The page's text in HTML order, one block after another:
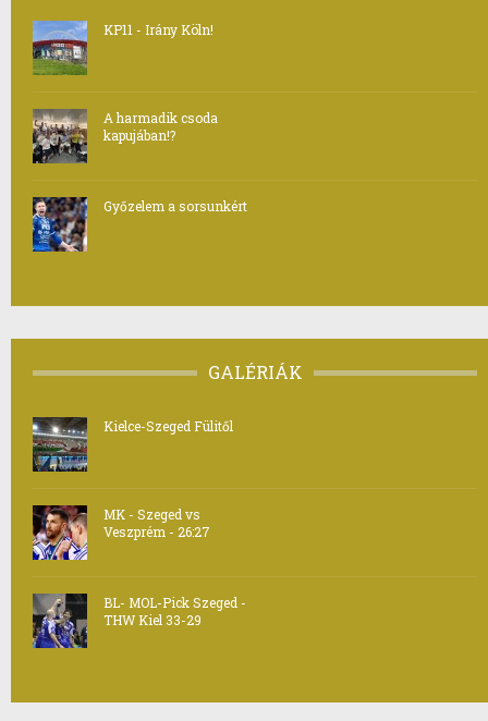
KP11 - Irány Köln!
A harmadik csoda
kapujában!?
Győzelem a sorsunkért
GALÉRIÁK
Kielce-Szeged Fülitől
MK - Szeged vs
Veszprém - 26:27
BL- MOL-Pick Szeged -
THW Kiel 33-29